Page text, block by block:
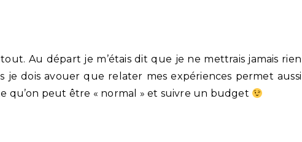
Au départ je m’étais dit que je ne mettrais jamais rien
je dois avouer que relater mes expériences permet aussi
qu’on peut être « normal » et suivre un budget